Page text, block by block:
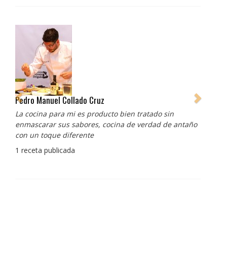
Pedro Manuel Collado Cruz
La cocina para mi es producto bien tratado sin
enmascarar sus sabores, cocina de verdad de antaño
con un toque diferente
1 receta publicada